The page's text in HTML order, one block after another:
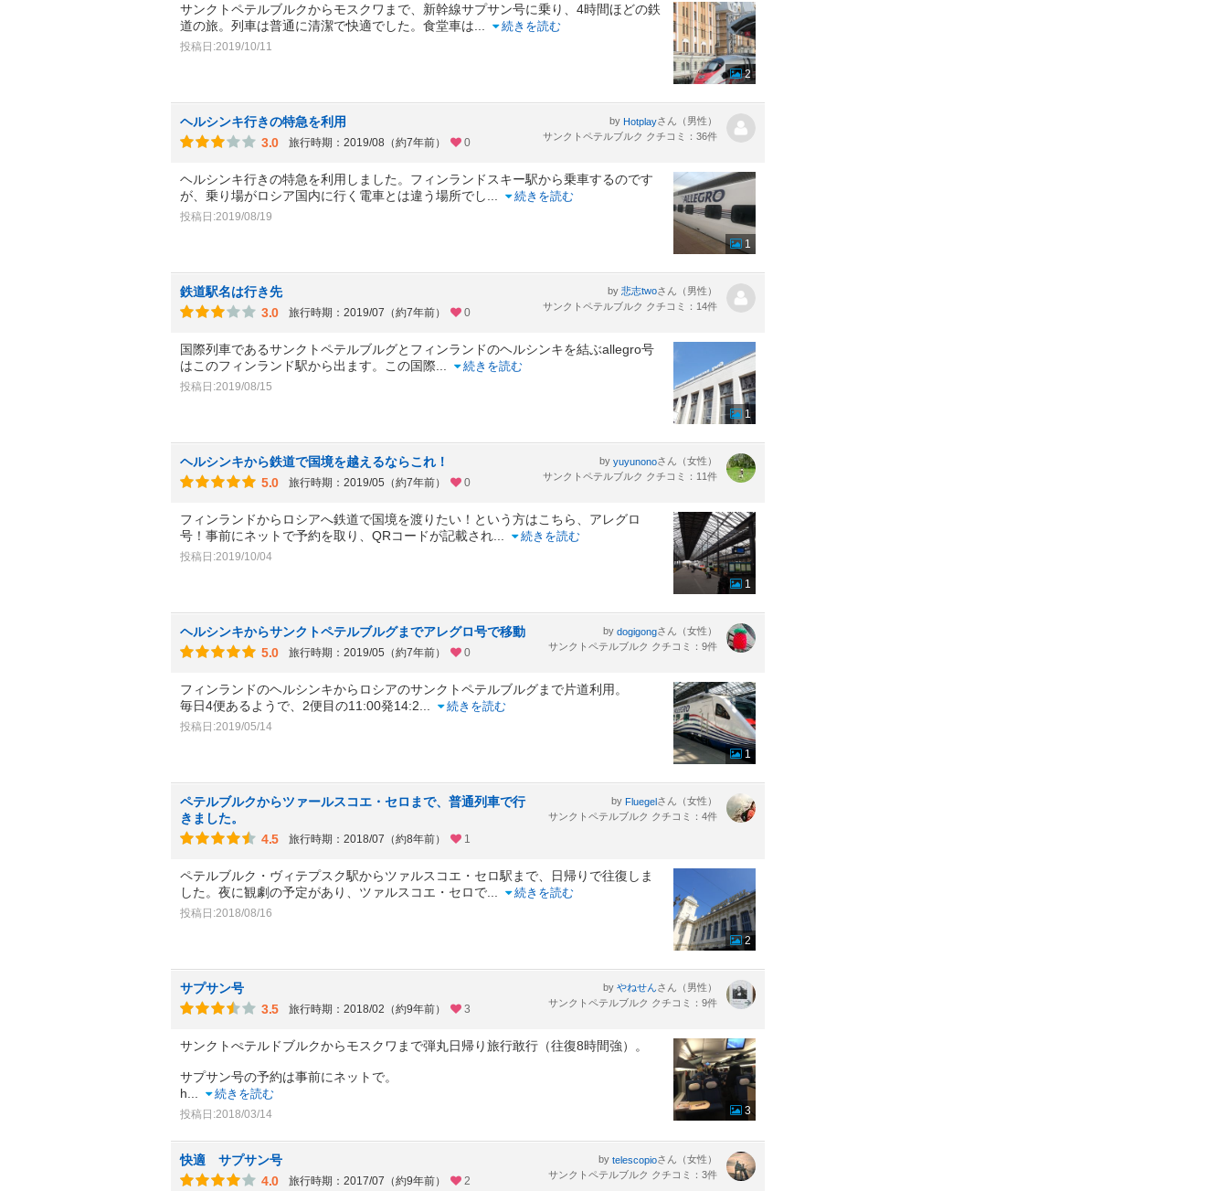
サンクトペテルブルクからモスクワまで、新幹線サプサン号に乗り、4時間ほどの鉄
道の旅。列車は普通に清潔で快適でした。食堂車は
続きを読む
投稿日:2019/10/11
2
ヘルシンキ行きの特急を利用
3.0
旅行時期：2019/08（約7年前） 0
by Hotplayさん（男性）
サンクトペテルブルク クチコミ：36件
ヘルシンキ行きの特急を利用しました。フィンランドスキー駅から乗車するのです
が、乗り場がロシア国内に行く電車とは違う場所でし
続きを読む
投稿日:2019/08/19
1
鉄道駅名は行き先
3.0
旅行時期：2019/07（約7年前） 0
by 悲志twoさん（男性）
サンクトペテルブルク クチコミ：14件
国際列車であるサンクトペテルブルグとフィンランドのヘルシンキを結ぶallegro号
はこのフィンランド駅から出ます。この国際
続きを読む
投稿日:2019/08/15
1
ヘルシンキから鉄道で国境を越えるならこれ！
5.0
旅行時期：2019/05（約7年前） 0
by yuyunonoさん（女性）
サンクトペテルブルク クチコミ：11件
フィンランドからロシアへ鉄道で国境を渡りたい！という方はこちら、アレグロ
号！事前にネットで予約を取り、QRコードが記載され
続きを読む
投稿日:2019/10/04
1
ヘルシンキからサンクトペテルブルグまでアレグロ号で移動
5.0
旅行時期：2019/05（約7年前） 0
by dogigongさん（女性）
サンクトペテルブルク クチコミ：9件
フィンランドのヘルシンキからロシアのサンクトペテルブルグまで片道利用。
毎日4便あるようで、2便目の11:00発14:2
続きを読む
投稿日:2019/05/14
1
ペテルブルクからツァールスコエ・セロまで、普通列車で行
きました。
4.5
旅行時期：2018/07（約8年前） 1
by Fluegelさん（女性）
サンクトペテルブルク クチコミ：4件
ペテルブルク・ヴィテプスク駅からツァルスコエ・セロ駅まで、日帰りで往復しま
した。夜に観劇の予定があり、ツァルスコエ・セロで
続きを読む
投稿日:2018/08/16
2
サプサン号
3.5
旅行時期：2018/02（約9年前） 3
by やねせんさん（男性）
サンクトペテルブルク クチコミ：9件
サンクトぺテルドブルクからモスクワまで弾丸日帰り旅行敢行（往復8時間強）。
サプサン号の予約は事前にネットで。
h
続きを読む
投稿日:2018/03/14 3
快適 サプサン号
4.0
旅行時期：2017/07（約9年前） 2
by telescopioさん（女性）
サンクトペテルブルク クチコミ：3件